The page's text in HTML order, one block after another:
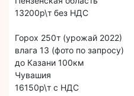
13200р\т без НДС
Горох 250т (урожай 2022)
влага 13 (фото по запросу)
до Казани 100км
Чувашия
16150р\т с НДС